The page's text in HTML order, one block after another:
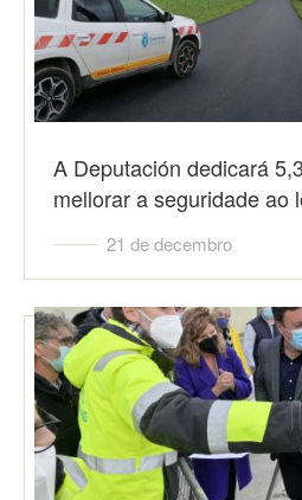
A Deputación dedicará
mellorar a seguridade ao
21 de decembro